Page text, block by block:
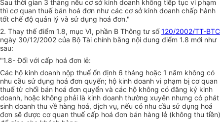
Sau thời gian 3 tháng nếu cơ sở kinh doanh không tiếp tục vi phạm
thì cơ quan thuế bán hoá đơn như các cơ sở kinh doanh chấp hành
tốt chế độ quản lý và sử dụng hoá đơn."
2. Thay thế điểm 1.8, mục VI, phần B Thông tư số120/2002/TT-BTC
ngày 30/12/2002 của Bộ Tài chính bằng nội dung điểm 1.8 mới như
sau:
"1.8- Đối với cấp hoá đơn lẻ:
Các hộ kinh doanh nộp thuế ổn định 6 tháng hoặc 1 năm không có
nhu cầu sử dụng hoá đơn quyển; hộ kinh doanh vi phạm bị cơ quan
thuế từ chối bán hoá đơn quyển và các hộ không có đăng ký kinh
doanh, hoặc không phải là kinh doanh thường xuyên nhưng có phát
sinh doanh thu về hàng hoá, dịch vụ, nếu có nhu cầu sử dụng hoá
đơn sẽ được cơ quan thuế cấp hoá đơn bán hàng lẻ (không thu tiền)